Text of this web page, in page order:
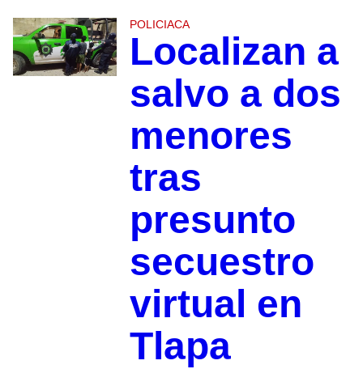
POLICIACA
Localizan a
salvo a dos
menores
tras
presunto
secuestro
virtual en
Tlapa